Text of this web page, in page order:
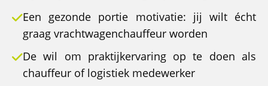
Een gezonde portie motivatie: jij wilt écht
graag vrachtwagenchauffeur worden
De wil om praktijkervaring op te doen als
chauffeur of logistiek medewerker